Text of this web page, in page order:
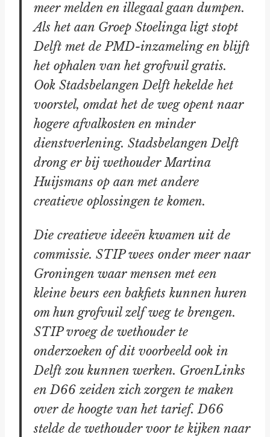
meer melden en illegaal gaan dumpen.
Als het aan Groep Stoelinga ligt stopt
Delft met de PMD-inzameling en blijft
het ophalen van het grofvuil gratis.
Ook Stadsbelangen Delft hekelde het
voorstel, omdat het de weg opent naar
hogere afvalkosten en minder
dienstverlening. Stadsbelangen Delft
drong er bij wethouder Martina
Huijsmans op aan met andere
creatieve oplossingen te komen.
Die creatieve ideeën kwamen uit de
commissie. STIP wees onder meer naar
Groningen waar mensen met een
kleine beurs een bakfiets kunnen huren
om hun grofvuil zelf weg te brengen.
STIP vroeg de wethouder te
onderzoeken of dit voorbeeld ook in
Delft zou kunnen werken. GroenLinks
en D66 zeiden zich zorgen te maken
over de hoogte van het tarief. D66
stelde de wethouder voor te kijken naar